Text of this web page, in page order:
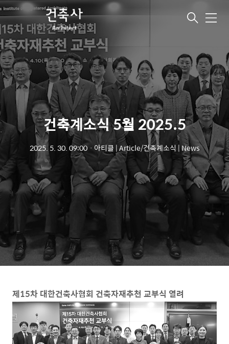
메
건축계소식 5월 2025.5
2025. 5. 30. 09:00ㆍ 아티클 | Article/건축계소식 | News
제15차 대한건축사협회 건축자재추천 교부식 열려